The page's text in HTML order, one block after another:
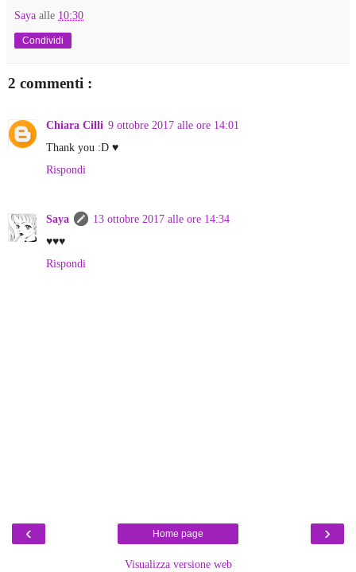
Saya alle 10:30
Condividi
2 commenti :
Chiara Cilli 9 ottobre 2017 alle ore 14:01
Thank you :D ♥
Rispondi
Saya
13 ottobre 2017 alle ore 14:34
♥♥♥
Rispondi
‹ ›
Home page
Visualizza versione web